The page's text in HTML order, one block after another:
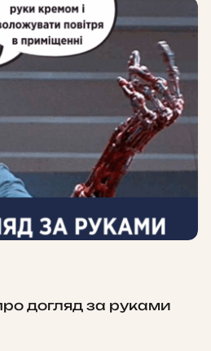
догляд за руками